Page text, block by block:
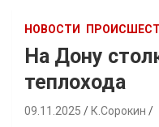
НОВОСТИ
На Дону
теплохода
09.11.2025 К.Сорокин